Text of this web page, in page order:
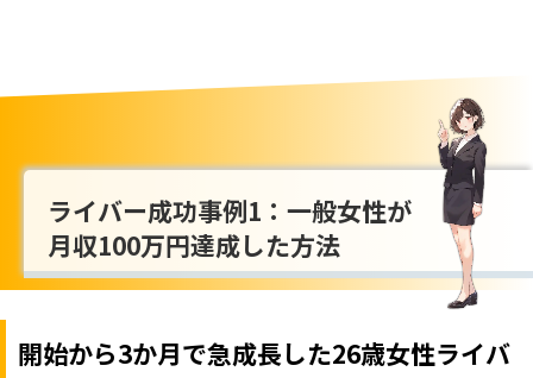
ライバー成功事例1：一般女性が
月収100万円達成した方法
開始から3か月で急成長した26歳女性ライバ